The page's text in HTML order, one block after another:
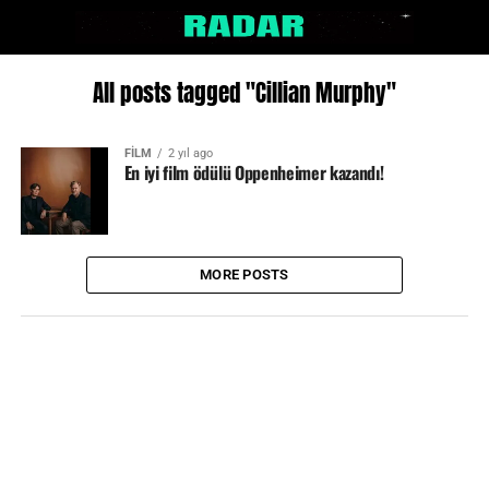
All posts tagged "Cillian Murphy"
FİLM 2 yıl ago
En iyi film ödülü Oppenheimer kazandı!
MORE POSTS